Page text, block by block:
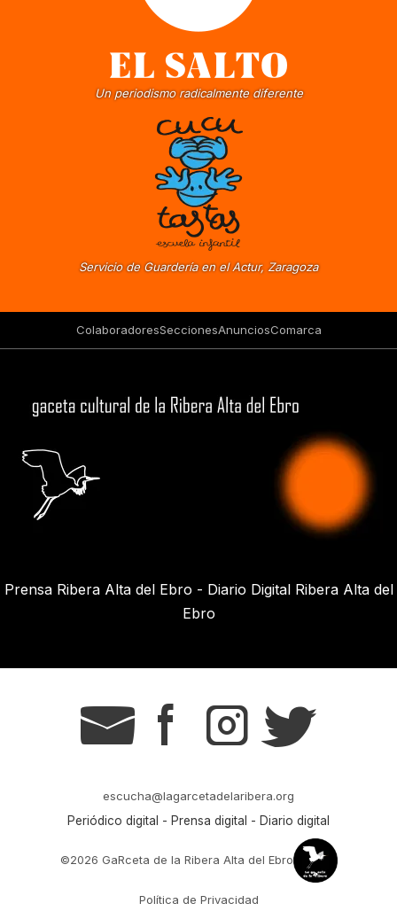
Un periodismo radicalmente diferente
Servicio de Guardería en el Actur, Zaragoza
ColaboradoresSeccionesAnunciosComarca
Prensa Ribera Alta del Ebro - Diario Digital Ribera Alta del
Ebro
g s t r
escucha@lagarcetadelaribera.org
Periódico digital - Prensa digital - Diario digital
©2026 GaRceta de la Ribera Alta del Ebro
Política de Privacidad